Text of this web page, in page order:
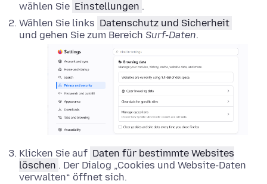
wählen Sie Einstellungen .
Wählen Sie links Datenschutz und Sicherheit
und gehen Sie zum Bereich Surf-Daten.
Klicken Sie auf Daten für bestimmte Websites
löschen . Der Dialog „Cookies und Website-Daten
verwalten“ öffnet sich.